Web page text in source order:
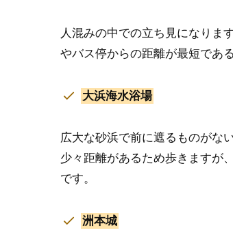
人混みの中での立ち見になりま
やバス停からの距離が最短であ
大浜海水浴場
広大な砂浜で前に遮るものがな
少々距離があるため歩きますが
です。
洲本城